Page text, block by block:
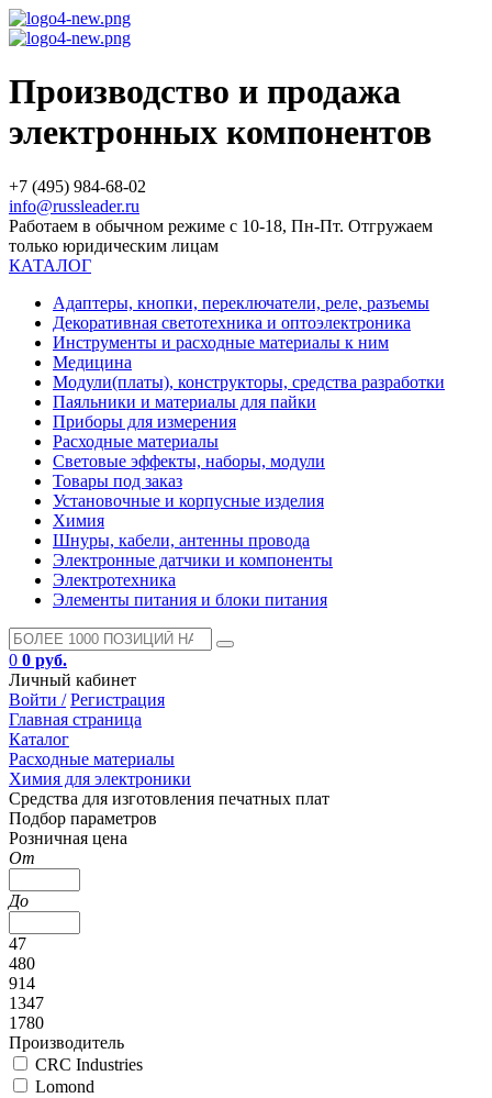
Производство и продажа
электронных компонентов
+7 (495) 984-68-02
info@russleader.ru
Работаем в обычном режиме с 10-18, Пн-Пт. Отгружаем
только юридическим лицам
КАТАЛОГ
Адаптеры, кнопки, переключатели, реле, разъемы
Декоративная светотехника и оптоэлектроника
Инструменты и расходные материалы к ним
Медицина
Модули(платы), конструкторы, средства разработки
Паяльники и материалы для пайки
Приборы для измерения
Расходные материалы
Световые эффекты, наборы, модули
Товары под заказ
Установочные и корпусные изделия
Химия
Шнуры, кабели, антенны провода
Электронные датчики и компоненты
Электротехника
Элементы питания и блоки питания
0 0 руб.
Личный кабинет
Войти / Регистрация
Главная страница
Каталог
Расходные материалы
Химия для электроники
Средства для изготовления печатных плат
Подбор параметров
Розничная цена
От
До
47
480
914
1347
1780
Производитель
CRC Industries
Lomond